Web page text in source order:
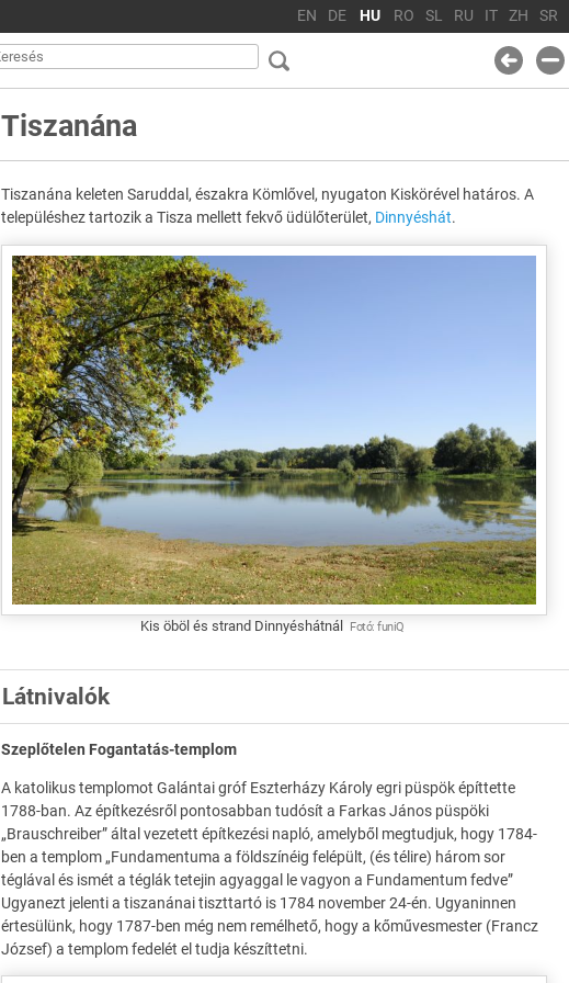
EN DE HU RO SL RU IT ZH SR
Tiszanána
Tiszanána keleten Saruddal, északra Kömlővel, nyugaton Kiskörével határos. A
településhez tartozik a Tisza mellett fekvő üdülőterület, Dinnyéshát.
Kis öböl és strand Dinnyéshátnál Fotó:funiQ
Látnivalók
Szeplőtelen Fogantatás-templom
A katolikus templomot Galántai gróf Eszterházy Károly egri püspök építtette
1788-ban. Az építkezésről pontosabban tudósít a Farkas János püspöki
„Brauschreiber” által vezetett építkezési napló, amelyből megtudjuk, hogy 1784-
ben a templom „Fundamentuma a földszínéig felépült, (és télire) három sor
téglával és ismét a téglák tetejin agyaggal le vagyon a Fundamentum fedve”
Ugyanezt jelenti a tiszanánai tiszttartó is 1784 november 24-én. Ugyaninnen
értesülünk, hogy 1787-ben még nem remélhető, hogy a kőművesmester (Francz
József) a templom fedelét el tudja készíttetni.